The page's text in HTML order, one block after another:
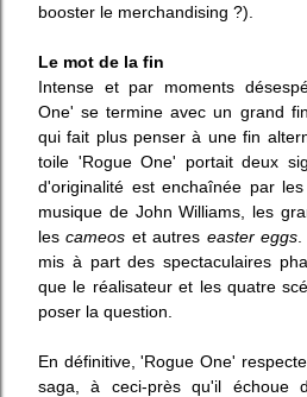
booster le merchandising ?)
Le mot de la fin
Intense et par moments
One' se termine avec un grand
qui fait plus penser à une fin
toile 'Rogue One' portait deux
d'originalité estenchaînée par
musique de John Williams, les
lescameos et autres easter eggs
mis à part des spectaculaires
que le réalisateur et les quatre
poser la question.
En définitive, 'Rogue One'
saga, à ceci-près qu'il échoue